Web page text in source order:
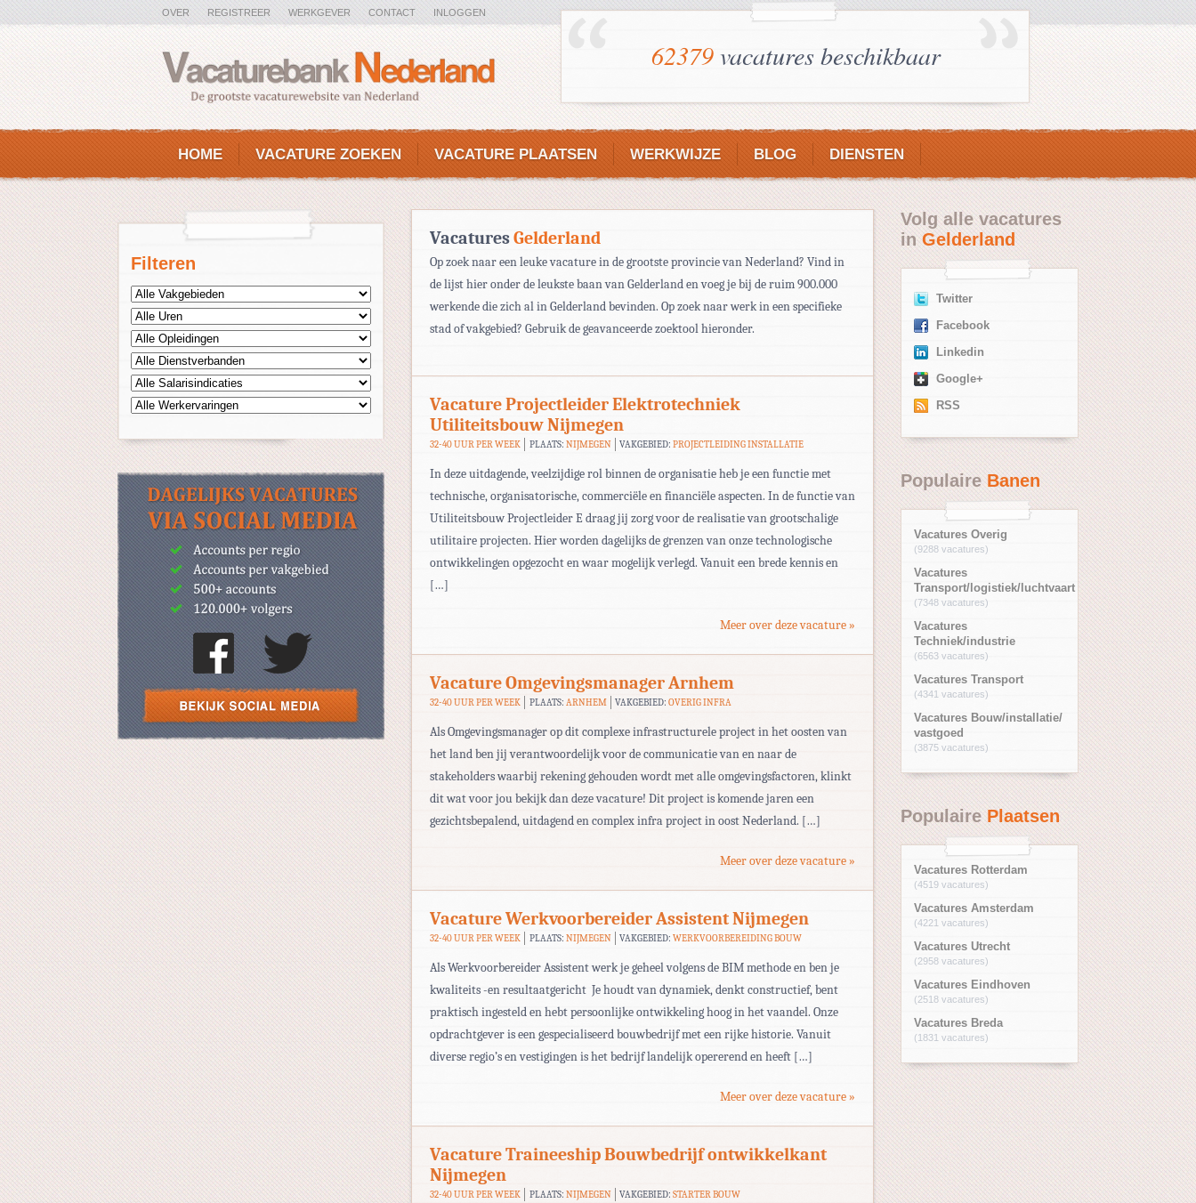
OVER REGISTREER WERKGEVER CONTACT INLOGGEN
62379vacatures beschikbaar
HOME VACATURE ZOEKEN VACATURE PLAATSEN WERKWIJZE BLOG DIENSTEN
Filteren
VacaturesGelderland
Op zoek naar een leuke vacature in de grootste provincie van Nederland? Vind in
de lijst hier onder de leukste baan van Gelderland en voeg je bij de ruim 900.000
werkende die zich al in Gelderland bevinden. Op zoek naar werk in een specifieke
stad of vakgebied? Gebruik de geavanceerde zoektool hieronder.
Vacature Projectleider Elektrotechniek
Utiliteitsbouw Nijmegen
32-40 UUR PER WEEK PLAATS: NIJMEGEN VAKGEBIED:PROJECTLEIDING INSTALLATIE
In deze uitdagende, veelzijdige rol binnen de organisatie heb je een functie met
technische, organisatorische, commerciële en financiële aspecten. In de functie van
Utiliteitsbouw Projectleider E draag jij zorg voor de realisatie van grootschalige
utilitaire projecten. Hier worden dagelijks de grenzen van onze technologische
ontwikkelingen opgezocht en waar mogelijk verlegd. Vanuit een brede kennis en
[…]
Meer over deze vacature »
Vacature Omgevingsmanager Arnhem
32-40 UUR PER WEEK PLAATS: ARNHEM VAKGEBIED:OVERIG INFRA
Als Omgevingsmanager op dit complexe infrastructurele project in het oosten van
het land ben jij verantwoordelijk voor de communicatie van en naar de
stakeholders waarbij rekening gehouden wordt met alle omgevingsfactoren, klinkt
dit wat voor jou bekijk dan deze vacature! Dit project is komende jaren een
gezichtsbepalend, uitdagend en complex infra project in oost Nederland. […]
Meer over deze vacature »
Vacature Werkvoorbereider Assistent Nijmegen
32-40 UUR PER WEEK PLAATS: NIJMEGEN VAKGEBIED:WERKVOORBEREIDING BOUW
Als Werkvoorbereider Assistent werk je geheel volgens de BIM methode en ben je
kwaliteits -en resultaatgericht Je houdt van dynamiek, denkt constructief, bent
praktisch ingesteld en hebt persoonlijke ontwikkeling hoog in het vaandel. Onze
opdrachtgever is een gespecialiseerd bouwbedrijf met een rijke historie. Vanuit
diverse regio’s en vestigingen is het bedrijf landelijk opererend en heeft […]
Meer over deze vacature »
Vacature Traineeship Bouwbedrijf ontwikkelkant
Nijmegen
32-40 UUR PER WEEK PLAATS: NIJMEGEN VAKGEBIED:STARTER BOUW
Volg alle vacatures
inGelderland
Twitter
Facebook
Linkedin
Google+
RSS
PopulaireBanen
Vacatures Overig
(9288 vacatures)
Vacatures
Transport/logistiek/luchtvaart
(7348 vacatures)
Vacatures
Techniek/industrie
(6563 vacatures)
Vacatures Transport
(4341 vacatures)
Vacatures Bouw/installatie/
vastgoed
(3875 vacatures)
Populaire Plaatsen
Vacatures Rotterdam
(4519 vacatures)
Vacatures Amsterdam
(4221 vacatures)
Vacatures Utrecht
(2958 vacatures)
Vacatures Eindhoven
(2518 vacatures)
Vacatures Breda
(1831 vacatures)